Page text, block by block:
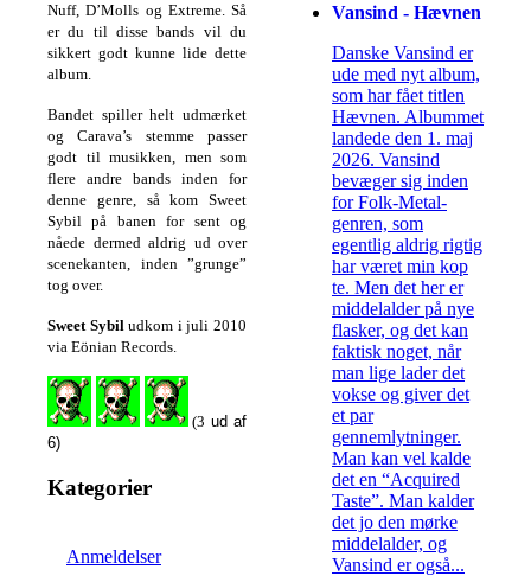
Nuff, D’Molls og Extreme. Så
er du til disse bands vil du
sikkert godt kunne lide dette
album.
Bandet spiller helt udmærket
og Carava’s stemme passer
godt til musikken, men som
flere andre bands inden for
denne genre, så kom Sweet
Sybil på banen for sent og
nåede dermed aldrig ud over
scenekanten, inden ”grunge”
tog over.
Sweet Sybiludkom i juli 2010
via Eönian Records.
(3 ud af
6)
Kategorier
Anmeldelser
Vansind - Hævnen
Danske Vansind er
ude med nyt album,
som har fået titlen
Hævnen. Albummet
landede den 1. maj
2026. Vansind
bevæger sig inden
for Folk-Metal-
genren, som
egentlig aldrig rigtig
har været min kop
te. Men det her er
middelalder på nye
flasker, og det kan
faktisk noget, når
man lige lader det
vokse og giver det
et par
gennemlytninger.
Man kan vel kalde
det en “Acquired
Taste”. Man kalder
det jo den mørke
middelalder, og
Vansind er også...